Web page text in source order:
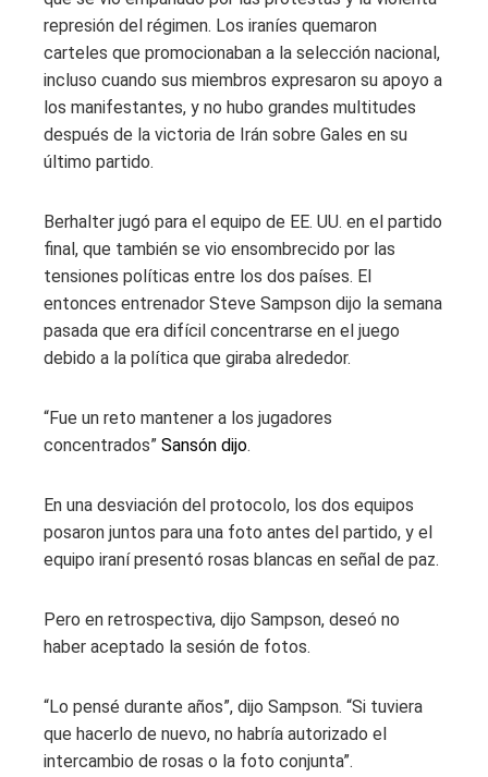
represión del régimen. Los iraníes quemaron
carteles que promocionaban a la selección nacional,
incluso cuando sus miembros expresaron su apoyo a
los manifestantes, y no hubo grandes multitudes
después de la victoria de Irán sobre Gales en su
último partido.
Berhalter jugó para el equipo de EE. UU. en el partido
final, que también se vio ensombrecido por las
tensiones políticas entre los dos países. El
entonces entrenador Steve Sampson dijo la semana
pasada que era difícil concentrarse en el juego
debido a la política que giraba alrededor.
“Fue un reto mantener a los jugadores
concentrados” Sansón dijo.
En una desviación del protocolo, los dos equipos
posaron juntos para una foto antes del partido, y el
equipo iraní presentó rosas blancas en señal de paz.
Pero en retrospectiva, dijo Sampson, deseó no
haber aceptado la sesión de fotos.
“Lo pensé durante años”, dijo Sampson. “Si tuviera
que hacerlo de nuevo, no habría autorizado el
intercambio de rosas o la foto conjunta”.